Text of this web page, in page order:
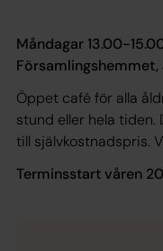
Måndagar 13.00-
Församlingshemmet,
Öppet café för alla
stund eller hela tiden.
till självkostnadspris.
Terminsstart våren